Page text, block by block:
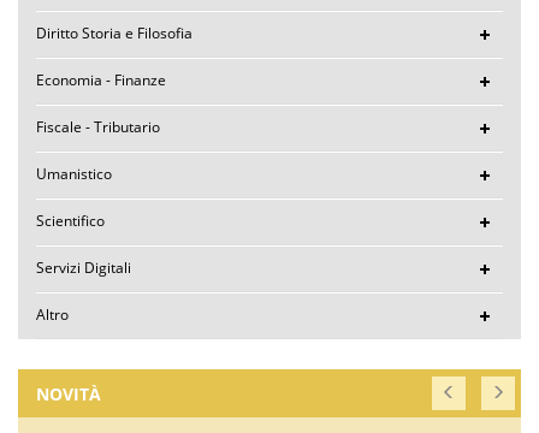
Diritto Storia e Filosofia
Economia - Finanze
Fiscale - Tributario
Umanistico
Scientifico
Servizi Digitali
Altro
NOVITÀ